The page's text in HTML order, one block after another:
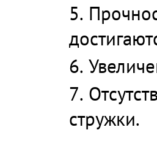
стружки.